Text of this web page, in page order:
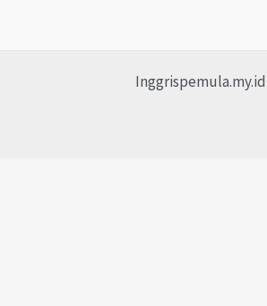
Inggrispemula.my.id